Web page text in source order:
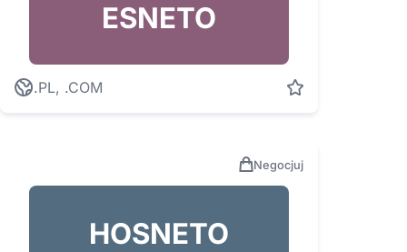
ESNETO
.PL, .COM
Negocjuj
HOSNETO